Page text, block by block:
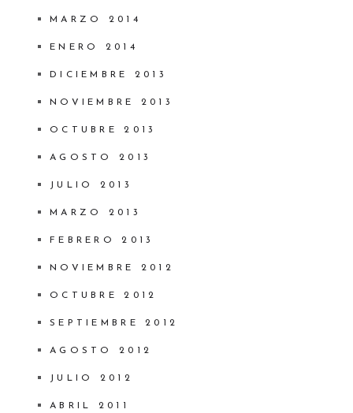
MARZO 2014
ENERO 2014
DICIEMBRE 2013
NOVIEMBRE 2013
OCTUBRE 2013
AGOSTO 2013
JULIO 2013
MARZO 2013
FEBRERO 2013
NOVIEMBRE 2012
OCTUBRE 2012
SEPTIEMBRE 2012
AGOSTO 2012
JULIO 2012
ABRIL 2011